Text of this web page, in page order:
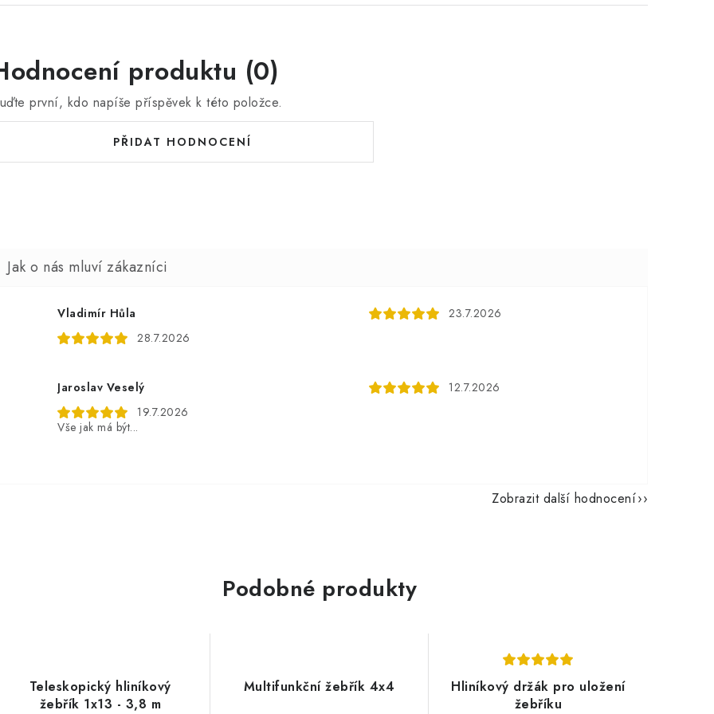
produktu (0)
první, kdo napíše příspěvek k této položce.
PŘIDAT HODNOCENÍ
Vladimír Hůla
28.7.2026
23.7.2026
Jaroslav Veselý
19.7.2026
Vše jak má být...
12.7.2026
Zobrazit další hodnocení
Podobné produkty
Teleskopický hliníkový
žebřík 1x13 - 3,8 m
Multifunkční žebřík 4x4
Hliníkový držák pro uložení
žebříku